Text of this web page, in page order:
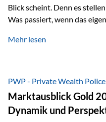
Blick scheint. Denn es
Was passiert, wenn das
verwalten? Wie kann
unbürokratisch übertragen,
Testament angewiesen zu
nicht ausreichen
oft…
Mehr lesen
PWP - Private Wealth Police
Marktausblick Gold
Dynamik und